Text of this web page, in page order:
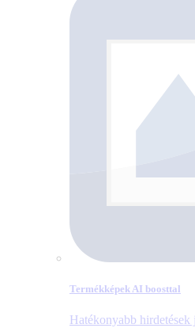
Termékképek AI boosttal
Hatékonyabb hirdetések